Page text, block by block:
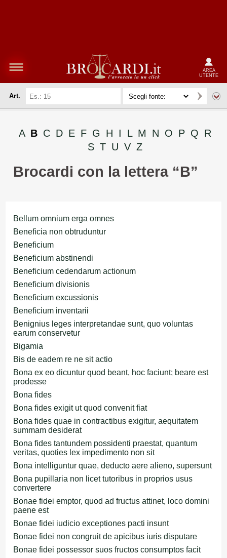
AREA
UTENTE
Art.
A B C D E F G H I L M N O P Q R
S T U V Z
Brocardi con la lettera “B”
Bellum omnium erga omnes
Beneficia non obtruduntur
Beneficium
Beneficium abstinendi
Beneficium cedendarum actionum
Beneficium divisionis
Beneficium excussionis
Beneficium inventarii
Benignius leges interpretandae sunt, quo voluntas
earum conservetur
Bigamia
Bis de eadem re ne sit actio
Bona ex eo dicuntur quod beant, hoc faciunt; beare est
prodesse
Bona fides
Bona fides exigit ut quod convenit fiat
Bona fides quae in contractibus exigitur, aequitatem
summam desiderat
Bona fides tantundem possidenti praestat, quantum
veritas, quoties lex impedimento non sit
Bona intelliguntur quae, deducto aere alieno, supersunt
Bona pupillaria non licet tutoribus in proprios usus
convertere
Bonae fidei emptor, quod ad fructus attinet, loco domini
paene est
Bonae fidei iudicio exceptiones pacti insunt
Bonae fidei non congruit de apicibus iuris disputare
Bonae fidei possessor suos fructos consumptos facit